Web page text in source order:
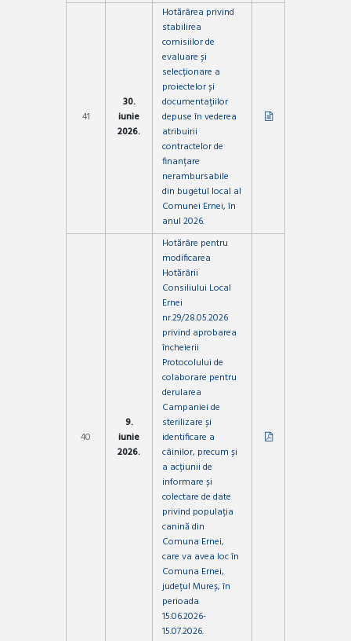
41
30.
iunie
2026.
Hotărârea privind
stabilirea
comisiilor de
evaluare și
selecționare a
proiectelor și
documentațiilor
depuse în vederea
atribuirii
contractelor de
finanțare
nerambursabile
din bugetul local al
Comunei Ernei, în
anul 2026.
40
9.
iunie
2026.
Hotărâre pentru
modificarea
Hotărârii
Consiliului Local
Ernei
nr.29/28.05.2026
privind aprobarea
încheierii
Protocolului de
colaborare pentru
derularea
Campaniei de
sterilizare și
identificare a
câinilor, precum și
a acțiunii de
informare și
colectare de date
privind populația
canină din
Comuna Ernei,
care va avea loc în
Comuna Ernei,
județul Mureș, în
perioada
15.06.2026-
15.07.2026.